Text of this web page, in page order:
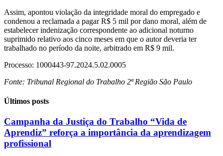
Assim, apontou violação da integridade moral do empregado e
condenou a reclamada a pagar R$ 5 mil por dano moral, além de
estabelecer indenização correspondente ao adicional noturno
suprimido relativo aos cinco meses em que o autor deveria ter
trabalhado no período da noite, arbitrado em R$ 9 mil.
Processo: 1000443-97.2024.5.02.0005
Fonte: Tribunal Regional do Trabalho 2ª Região São Paulo
Últimos posts
Campanha da Justiça do Trabalho “Vida de
Aprendiz” reforça a importância da aprendizagem
profissional